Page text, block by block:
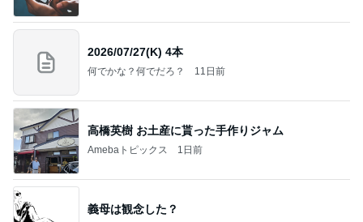
2026/07/27(K) 4本
何でかな？何でだろ？ 11日前
高橋英樹 お土産に貰った手作りジャム
Amebaトピックス 1日前
義母は観念した？